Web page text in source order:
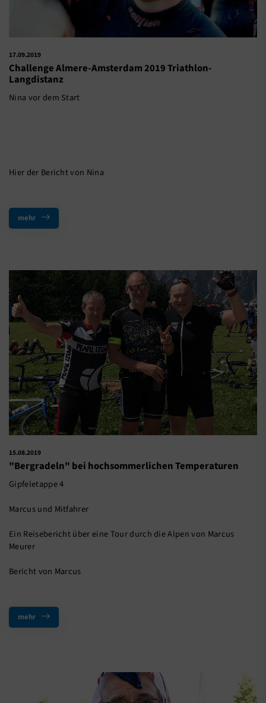
17.09.2019
Challenge Almere-Amsterdam 2019 Triathlon-
Langdistanz
Nina vor dem Start
Hier der Bericht von Nina
mehr
15.08.2019
"Bergradeln" bei hochsommerlichen Temperaturen
Gipfeletappe 4
Marcus und Mitfahrer
Ein Reisebericht über eine Tour durch die Alpen von Marcus
Meurer
Bericht von Marcus
mehr